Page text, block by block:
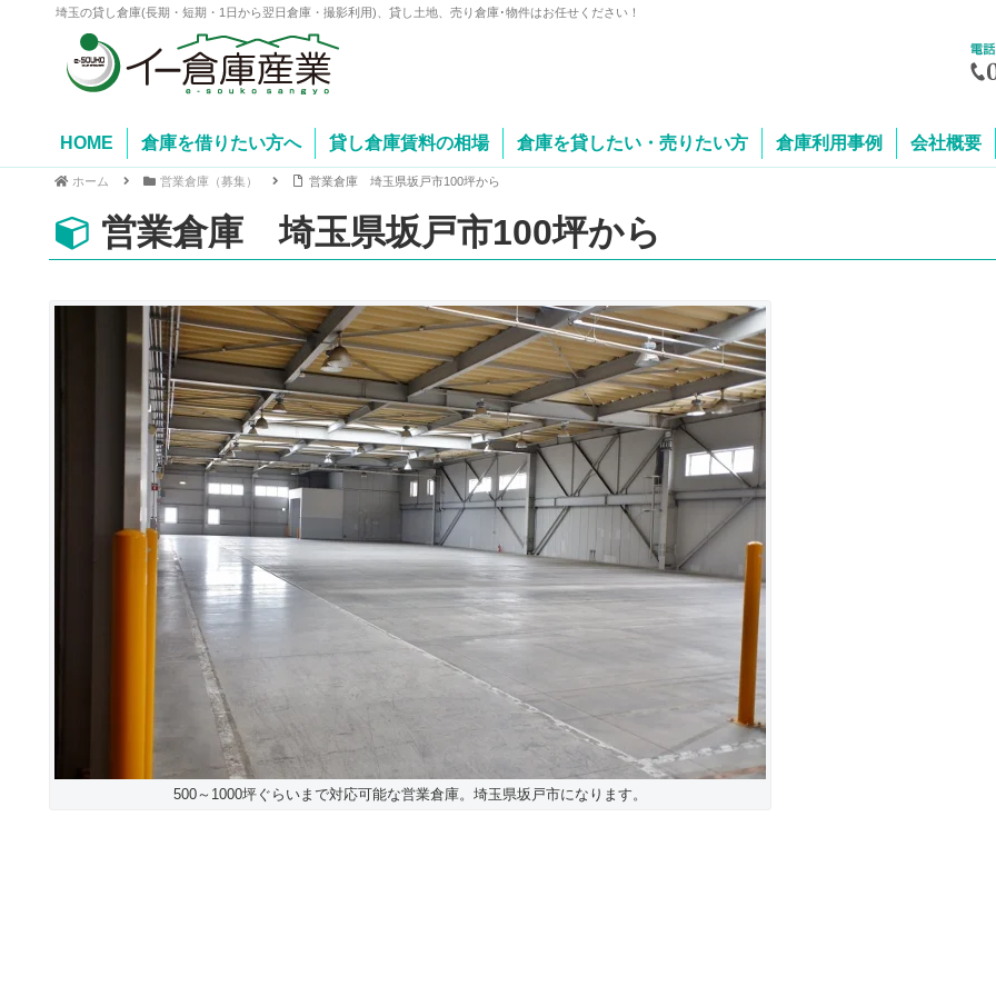
埼玉の貸し倉庫(長期・短期・1日から翌日倉庫・撮影利用)、貸し土地、売り倉庫･物件はお任せください！
HOME 倉庫を借りたい方へ 貸し倉庫賃料の相場 倉庫を貸したい・売りたい方 倉庫利用事例 会社概要
ホーム 営業倉庫（募集） 営業倉庫 埼玉県坂戸市100坪から
営業倉庫 埼玉県坂戸市100坪から
500～1000坪ぐらいまで対応可能な営業倉庫。埼玉県坂戸市になります。